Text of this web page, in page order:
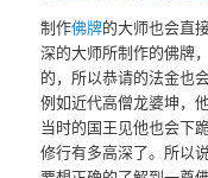
制作佛牌的大师也会直
深的大师所制作的佛牌
的，所以恭请的法金也
例如近代高僧龙婆坤，
当时的国王见他也会下
修行有多高深了。所以